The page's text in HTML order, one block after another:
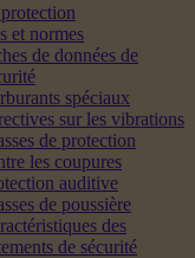
et normes
de données de
spéciaux
sur les vibrations
de protection
les coupures
auditive
de poussière
des
de sécurité